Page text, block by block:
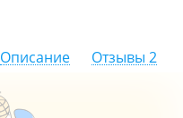
Описание Отзывы 2